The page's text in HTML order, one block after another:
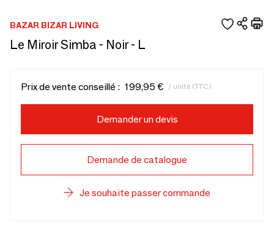
BAZAR BIZAR LIVING
Le Miroir Simba - Noir - L
Prix de vente conseillé : 199,95 € / unité (TTC)
Demander un devis
Demande de catalogue
Je souhaite passer commande